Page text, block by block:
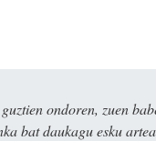
ondoren, zuen
bat daukagu esku